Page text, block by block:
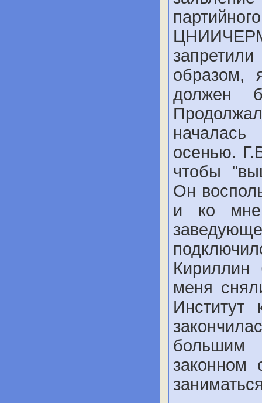
должен
осенью.
чтобы
Он
и ко
Кириллин
меня
Институт
большим
законном